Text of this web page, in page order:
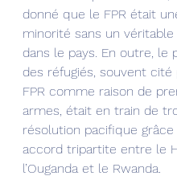
donné que le FPR était
minorité sans un
dans le pays. En outre, le
des réfugiés, souvent cité
FPR comme raison de
armes, était en train de
résolution pacifique grâce
accord tripartite entre le
l’Ouganda et le Rwanda.